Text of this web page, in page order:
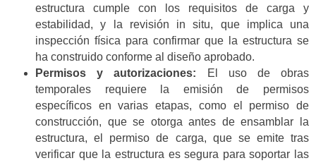
estructura cumple con los requisitos de carga y
estabilidad, y la revisión in situ, que implica una
inspección física para confirmar que la estructura se
ha construido conforme al diseño aprobado.
Permisos y autorizaciones:
El uso de obras
temporales requiere la emisión de permisos
específicos en varias etapas, como el permiso de
construcción, que se otorga antes de ensamblar la
estructura, el permiso de carga, que se emite tras
verificar que la estructura es segura para soportar las